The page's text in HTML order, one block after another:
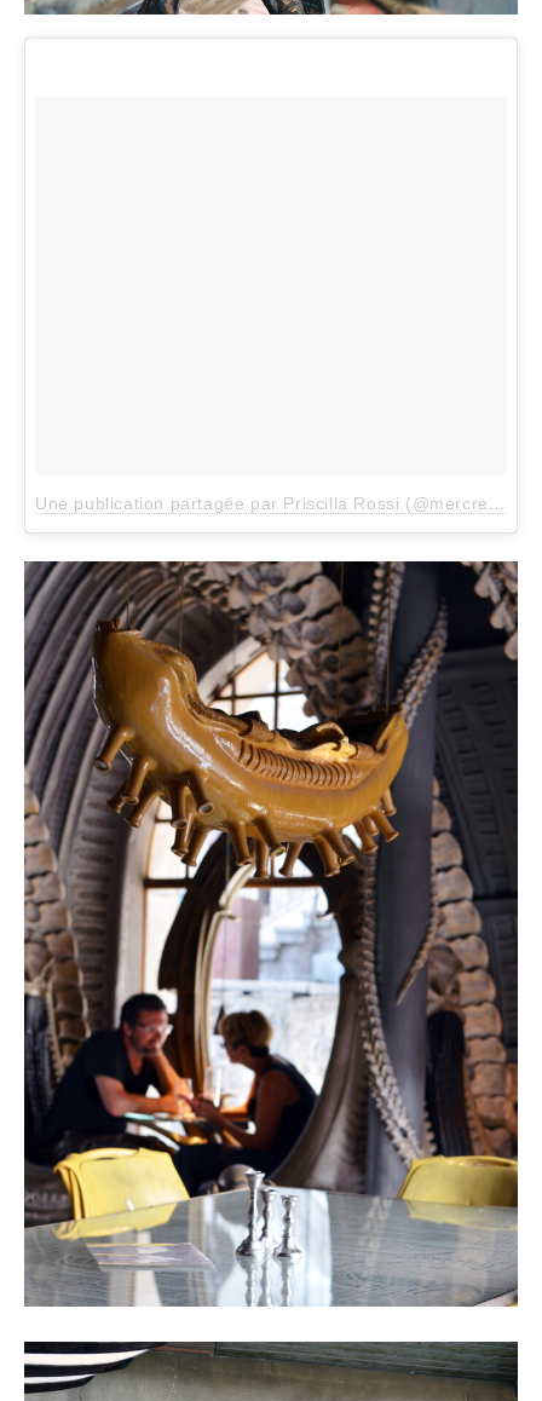
Une publication partagée par Priscilla Rossi (@mercredieblog)